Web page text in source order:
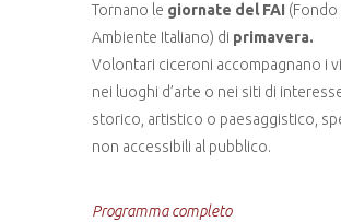
Tornano le giornate del FAI (Fondo
Ambiente Italiano) di primavera.
Volontari ciceroni accompagnano i
nei luoghi d’arte o nei siti di
storico, artistico o paesaggistico,
non accessibili al pubblico.
Programma completo